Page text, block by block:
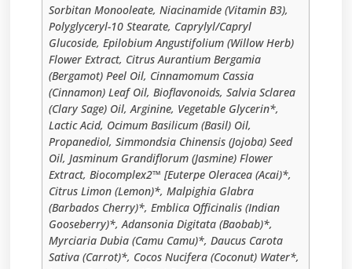
Sorbitan Monooleate, Niacinamide (Vitamin B3),
Polyglyceryl-10 Stearate, Caprylyl/Capryl
Glucoside, Epilobium Angustifolium (Willow Herb)
Flower Extract, Citrus Aurantium Bergamia
(Bergamot) Peel Oil, Cinnamomum Cassia
(Cinnamon) Leaf Oil, Bioflavonoids, Salvia Sclarea
(Clary Sage) Oil, Arginine, Vegetable Glycerin*,
Lactic Acid, Ocimum Basilicum (Basil) Oil,
Propanediol, Simmondsia Chinensis (Jojoba) Seed
Oil, Jasminum Grandiflorum (Jasmine) Flower
Extract, Biocomplex2™ [Euterpe Oleracea (Acai)*,
Citrus Limon (Lemon)*, Malpighia Glabra
(Barbados Cherry)*, Emblica Officinalis (Indian
Gooseberry)*, Adansonia Digitata (Baobab)*,
Myrciaria Dubia (Camu Camu)*, Daucus Carota
Sativa (Carrot)*, Cocos Nucifera (Coconut) Water*,